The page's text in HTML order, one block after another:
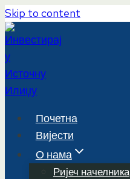
Skip to content
Почетна
Вијести
О нама
Ријеч начелника